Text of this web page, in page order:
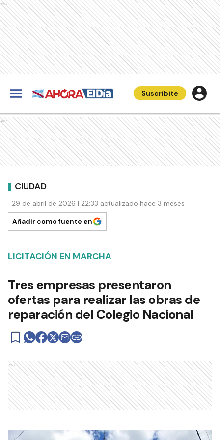
Ads
Suscribite
Ads
CIUDAD
29 de abril de 2026 | 22:33 actualizado hace 3 meses
Añadir como fuente en
LICITACIÓN EN MARCHA
Tres empresas presentaron
ofertas para realizar las obras de
reparación del Colegio Nacional
Ads